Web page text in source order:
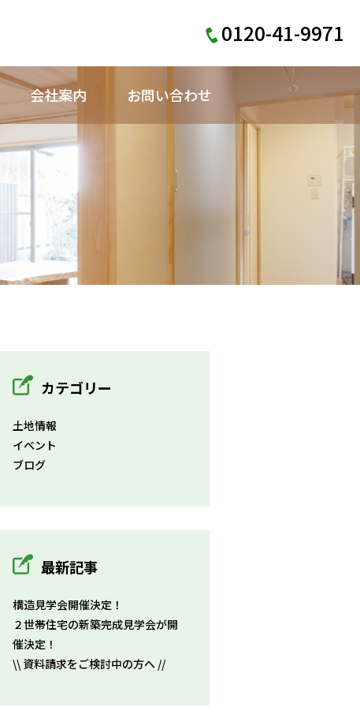
0120-41-9971
会社案内 お問い合わせ
カテゴリー
土地情報
イベント
ブログ
最新記事
構造見学会開催決定！
２世帯住宅の新築完成見学会が開
催決定！
\\ 資料請求をご検討中の方へ //